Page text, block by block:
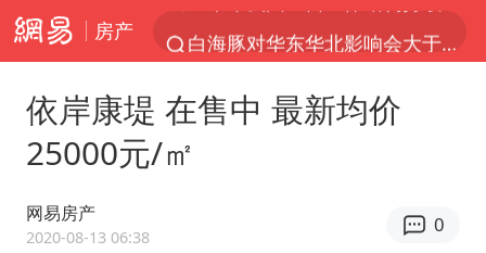
房产
《披荆斩棘2026》阵容官宣
上海全力守护市民“菜篮子”
依岸康堤 在售中 最新均价
25000元/㎡
网易房产
2020-08-13 06:38
0